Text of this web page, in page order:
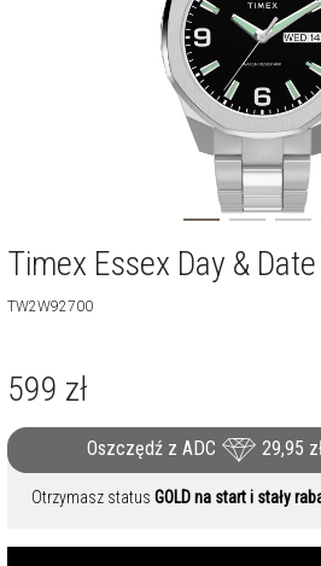
Timex Essex Day & Date
TW2W92700
599 zł
Oszczędź z ADC 29,95
Otrzymasz status GOLD na start i stały